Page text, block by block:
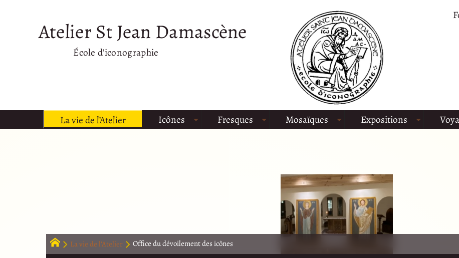
Atelier St Jean Damascène
École d’iconographie
La vie de l’Atelier Icônes Fresques Mosaïques Expositions
La vie de l’Atelier Office du dévoilement des icônes